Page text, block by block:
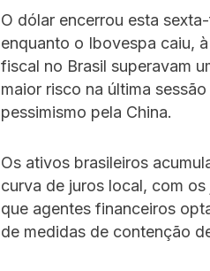
O dólar encerrou esta
enquanto o Ibovespa caiu,
fiscal no Brasil superavam
maior risco na última
pessimismo pela China.
Os ativos brasileiros
curva de juros local, com
que agentes financeiros
de medidas de contenção